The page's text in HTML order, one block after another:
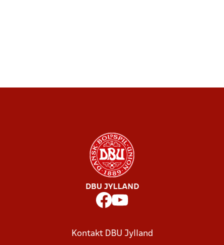
DBU JYLLAND
Kontakt DBU Jylland